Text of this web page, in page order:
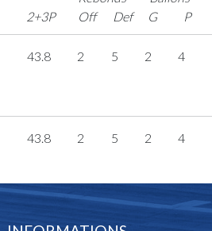
2+3P
Off
Def
G
P
43.8 2 5 2 4
43.8 2 5 2 4